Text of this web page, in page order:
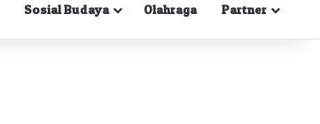
Sosial Budaya Olahraga Partner